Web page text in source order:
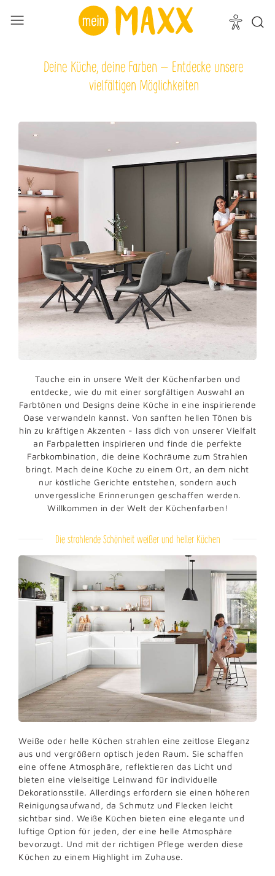
Deine Küche, deine Farben – Entdecke unsere
vielfältigen Möglichkeiten
Tauche ein in unsere Welt der Küchenfarben und
entdecke, wie du mit einer sorgfältigen Auswahl an
Farbtönen und Designs deine Küche in eine inspirierende
Oase verwandeln kannst. Von sanften hellen Tönen bis
hin zu kräftigen Akzenten - lass dich von unserer Vielfalt
an Farbpaletten inspirieren und finde die perfekte
Farbkombination, die deine Kochräume zum Strahlen
bringt. Mach deine Küche zu einem Ort, an dem nicht
nur köstliche Gerichte entstehen, sondern auch
unvergessliche Erinnerungen geschaffen werden.
Willkommen in der Welt der Küchenfarben!
Die strahlende Schönheit weißer und heller Küchen
Weiße oder helle Küchen strahlen eine zeitlose Eleganz
aus und vergrößern optisch jeden Raum. Sie schaffen
eine offene Atmosphäre, reflektieren das Licht und
bieten eine vielseitige Leinwand für individuelle
Dekorationsstile. Allerdings erfordern sie einen höheren
Reinigungsaufwand, da Schmutz und Flecken leicht
sichtbar sind. Weiße Küchen bieten eine elegante und
luftige Option für jeden, der eine helle Atmosphäre
bevorzugt. Und mit der richtigen Pflege werden diese
Küchen zu einem Highlight im Zuhause.